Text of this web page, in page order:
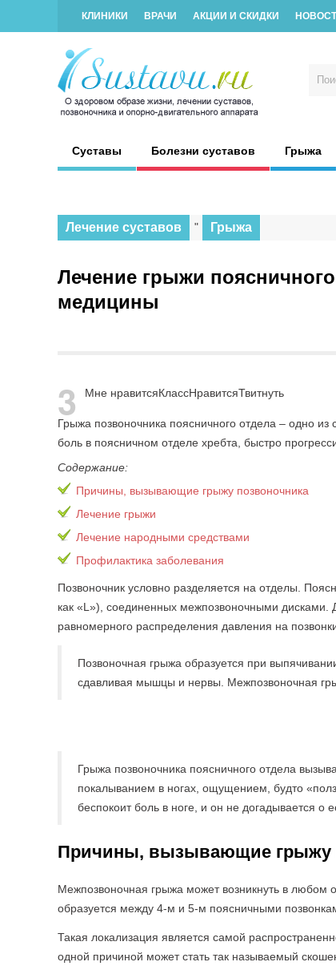
КЛИНИКИ ВРАЧИ АКЦИИ И СКИДКИ
Суставы Болезни суставов Грыжа
Лечение суставов " Грыжа
Лечение грыжи
медицины
3 Мне нравитсяКлассНравитсяТвитнуть
Грыжа позвоночника поясничного отдела – одно
боль в поясничном отделе хребта, быстро
Содержание:
Причины, вызывающие грыжу позвоночника
Лечение грыжи
Лечение народными средствами
Профилактика заболевания
Позвоночник условно разделяется на отделы.
как «L»), соединенных межпозвоночными
равномерного распределения давления на
Позвоночная грыжа образуется при
сдавливая мышцы и нервы. Межпозвоночная
Грыжа позвоночника поясничного отдела
покалыванием в ногах, ощущением, будто
беспокоит боль в ноге, и он не догадывается
Причины, вызывающие грыжу
Межпозвоночная грыжа может возникнуть в любом
образуется между 4-м и 5-м поясничными
Такая локализация является самой
одной причиной может стать так называемый